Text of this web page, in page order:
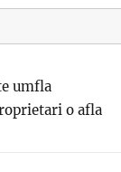
umfla
o afla